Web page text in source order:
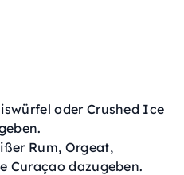
oder Crushed Ice
Rum, Orgeat,
Curaçao dazugeben.